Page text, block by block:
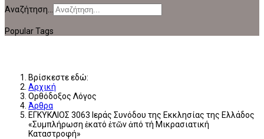
Αναζήτηση...
Popular Tags
Βρίσκεστε εδώ:
Αρχική
Ορθόδοξος Λόγος
Άρθρα
ΕΓΚΥΚΛΙΟΣ 3063 Ιεράς Συνόδου της Εκκλησίας της Ελλάδος
«Συμπλήρωση ἑκατό ἐτῶν ἀπό τή Μικρασιατική
Καταστροφή»